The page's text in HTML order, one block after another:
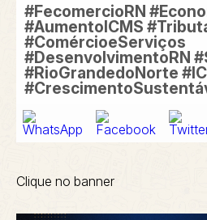
#FecomercioRN
#AumentoICMS
#ComércioeServiços
#DesenvolvimentoRN
#RioGrandedoNorte
Clique no banner